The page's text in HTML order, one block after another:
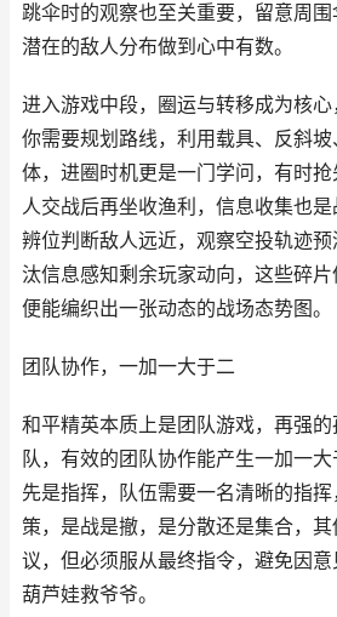
跳伞时的观察也至关重要，留意周
潜在的敌人分布做到心中有数。
进入游戏中段，圈运与转移成为核心
你需要规划路线，利用载具、反斜
体，进圈时机更是一门学问，有时
人交战后再坐收渔利，信息收集也
辨位判断敌人远近，观察空投轨迹
汰信息感知剩余玩家动向，这些碎片
便能编织出一张动态的战场态势图。
团队协作，一加一大于二
和平精英本质上是团队游戏，再强
队，有效的团队协作能产生一加一
先是指挥，队伍需要一名清晰的指
策，是战是撤，是分散还是集合，
议，但必须服从最终指令，避免因
葫芦娃救爷爷。